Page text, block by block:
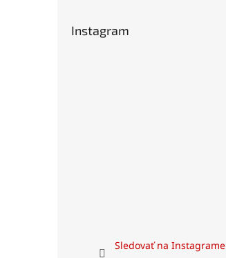
Instagram
Sledovať na Instagrame